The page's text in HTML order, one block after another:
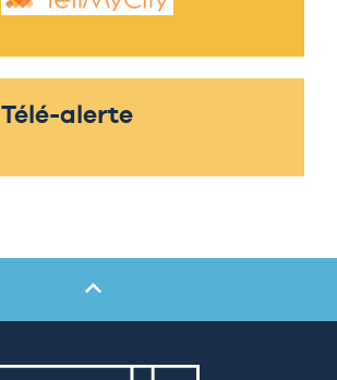
Télé-alerte